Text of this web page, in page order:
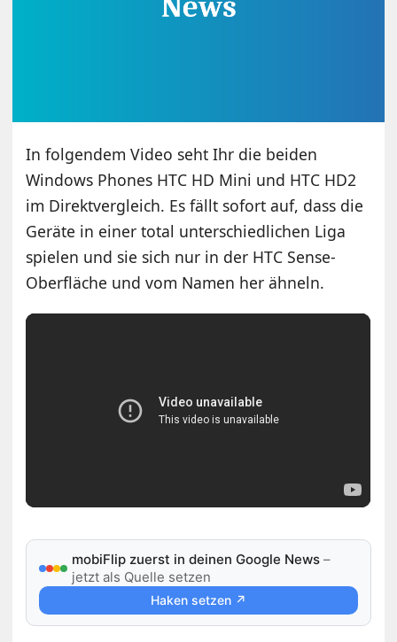
In folgendem Video seht Ihr die beiden
Windows Phones HTC HD Mini und HTC HD2
im Direktvergleich. Es fällt sofort auf, dass die
Geräte in einer total unterschiedlichen Liga
spielen und sie sich nur in der HTC Sense-
Oberfläche und vom Namen her ähneln.
mobiFlip zuerst in deinen Google News –
jetzt als Quelle setzen
Haken setzen ↗